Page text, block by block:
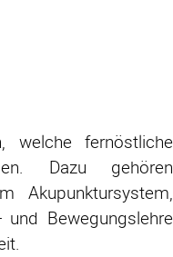
welche fernöstliche
Dazu gehören
Akupunktursystem,
und Bewegungslehre